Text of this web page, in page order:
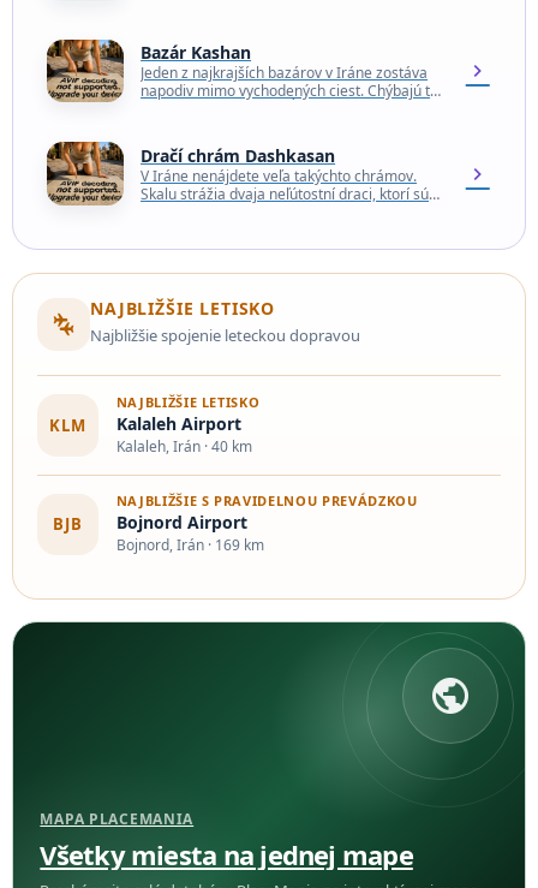
Bazár Kashan
Jeden z najkrajších bazárov v Iráne zostáva
napodiv mimo vychodených ciest. Chýbajú tu
chevron_right
Dračí chrám Dashkasan
V Iráne nenájdete veľa takýchto chrámov.
Skalu strážia dvaja neľútostní draci, ktorí sú
chevron_right
connecting_airports
NAJBLIŽŠIE LETISKO
Najbližšie spojenie leteckou dopravou
KLM
NAJBLIŽŠIE LETISKO
Kalaleh Airport
Kalaleh, Irán · 40 km
BJB
NAJBLIŽŠIE S PRAVIDELNOU PREVÁDZKOU
Bojnord Airport
Bojnord, Irán · 169 km
public
MAPA PLACEMANIA
Všetky miesta na jednej mape